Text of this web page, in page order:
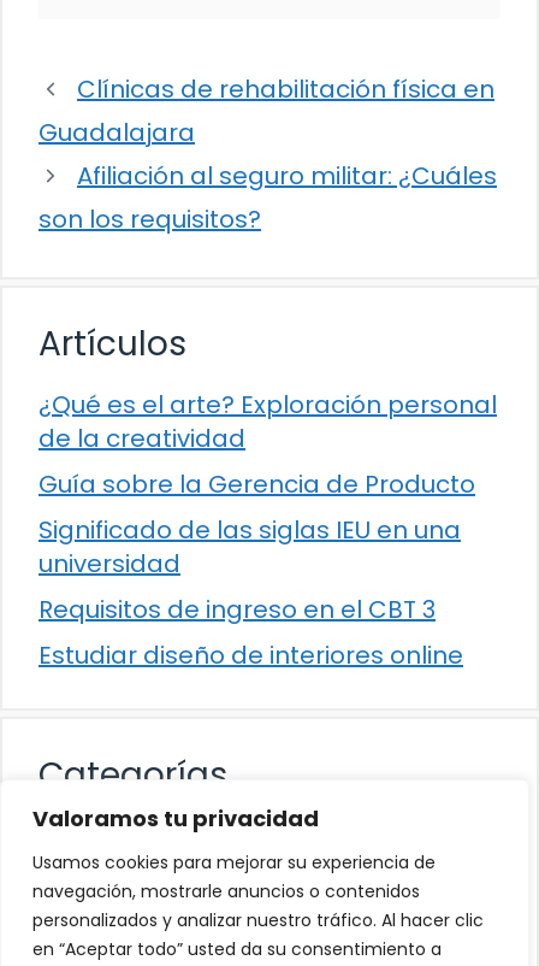
Valoramos tu privacidad
Usamos cookies para mejorar su experiencia de
navegación, mostrarle anuncios o contenidos
personalizados y analizar nuestro tráfico. Al hacer clic
en “Aceptar todo” usted da su consentimiento a
Clínicas de rehabilitación física en
Guadalajara
Afiliación al seguro militar: ¿Cuáles
son los requisitos?
Artículos
¿Qué es el arte? Exploración personal
de la creatividad
Guía sobre la Gerencia de Producto
Significado de las siglas IEU en una
universidad
Requisitos de ingreso en el CBT 3
Estudiar diseño de interiores online
Categorías
Cultura
Educación
Eventos